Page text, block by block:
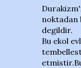
noktadan
degildir.
Bu ekol